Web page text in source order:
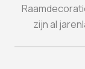
zijn al